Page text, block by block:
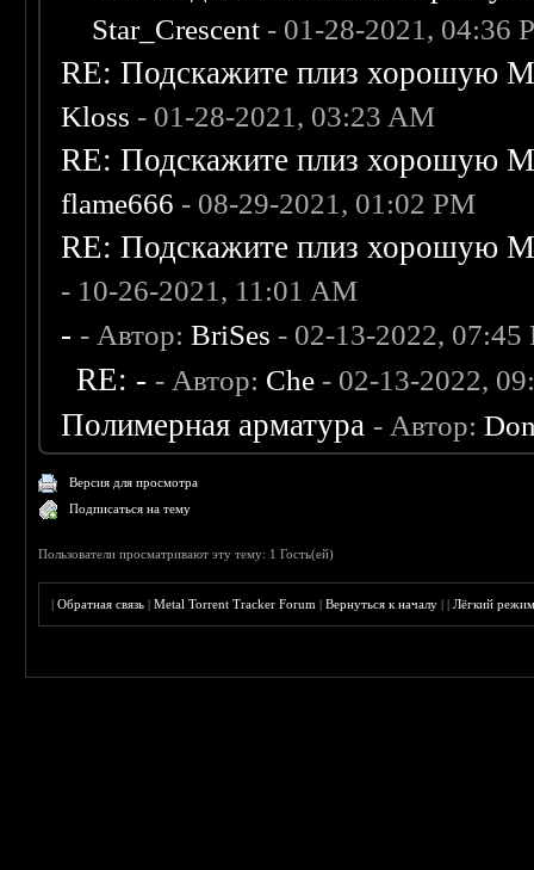
Star_Crescent - 01-28-2021, 04:36
RE: Подскажите плиз хорошую
Kloss - 01-28-2021, 03:23 AM
RE: Подскажите плиз хорошую
flame666 - 08-29-2021, 01:02 PM
RE: Подскажите плиз хорошую
- 10-26-2021, 11:01 AM
- - Автор:BriSes - 02-13-2022, 07:45
RE: - - Автор: Che - 02-13-2022,
Полимерная арматура - Автор:
Версия для просмотра
Подписаться на тему
Пользователи просматривают эту тему: 1 Гость(ей)
|Обратная связь |Metal Torrent Tracker Forum |Вернуться к началу ||Лёгкий